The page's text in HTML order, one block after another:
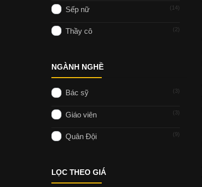
Sếp nữ 14
Thầy cô 2
NGÀNH NGHỀ
Bác sỹ 3
Giáo viên 3
Quân Đội 9
LỌC THEO GIÁ